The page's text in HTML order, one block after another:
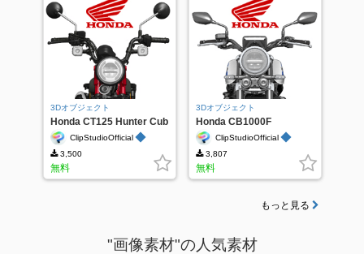
3Dオブジェクト
Honda CT125 Hunter Cub
ClipStudioOfficial ◆
3,500
無料
3Dオブジェクト
Honda CB1000F
ClipStudioOfficial ◆
3,807
無料
もっと見る
"画像素材"の人気素材